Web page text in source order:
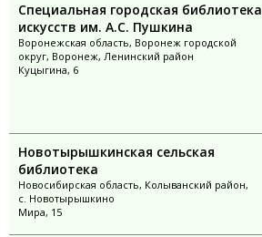
Специальная городская библиотека
искусств им. А.С. Пушкина
Воронежская область, Воронеж городской
округ, Воронеж, Ленинский район
Куцыгина, 6
Новотырышкинская сельская
библиотека
Новосибирская область, Колыванский район,
с. Новотырышкино
Мира, 15